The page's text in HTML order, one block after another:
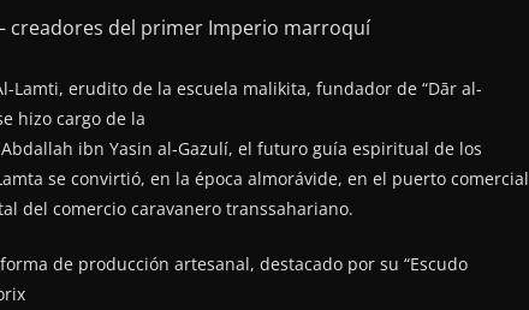
creadores del primer Imperio marroquí
Lamti, erudito de la escuela malikita, fundador de “Dār al-
hizo cargo de la
ibn Yasin al-Gazulí, el futuro guía espiritual de los
se convirtió, en la época almorávide, en el puerto comercial
del comercio caravanero transsahariano.
de producción artesanal, destacado por su “Escudo